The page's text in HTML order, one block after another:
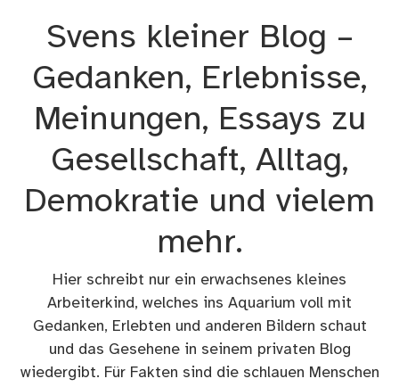
Svens kleiner Blog –
Gedanken, Erlebnisse,
Meinungen, Essays zu
Gesellschaft, Alltag,
Demokratie und vielem
mehr.
Hier schreibt nur ein erwachsenes kleines
Arbeiterkind, welches ins Aquarium voll mit
Gedanken, Erlebten und anderen Bildern schaut
und das Gesehene in seinem privaten Blog
wiedergibt. Für Fakten sind die schlauen Menschen